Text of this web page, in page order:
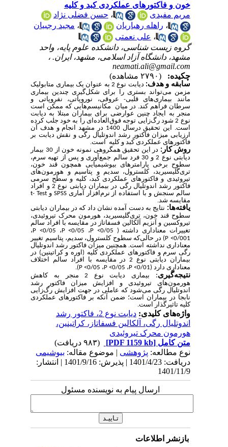
خون و فاکتورهای عملکردی کبد و کلیه
مریم مفیدی
،حسن فضلی نژاد
،راهله رهباریان ،مجید رجبیان
،علی نعمتی
گروه زیست شناسی، دانشکده علوم پایه، واحد
مشهد، دانشگاه آزاد اسلامی، مشهد، ایران. ،
neamati.ali@gmail.com
چکیده:
سابقه و هدف:
دیابت نوع 2 به عنوان یک بیماری متابولیک
مزمن میتواند بستری را برای شکلگیری چندین بیماری
مانند بیماری های قلبی- عروقی، نوروپاتی، نفروپاتی و
سرطان فراهم کند. در میان مکانیسمهایی که ممکن است
منجر به ایجاد چنین عوارضی برای بیماران مبتلا به دیابت
نوع 2 شود رگ‌زایی توجه فوق‌العاده‌ای را به خود جلب کرده
است. این تحقیق درسال 1400 در مشهد انجام و هدف آن
ارزیابی میزان فاکتور رشد اندوتلیال رگی و نقش دیابت بر
فاکتورهای عملکردی کبد و کلیه است.
روش کار:
در این تحقیق هم­گروهی نمونه خون از 30 بیمار
دیابتی نوع 2 و 30 فرد سالم جمع‌آوری و پس از تهیه سرم،
سطوح برخی پارامترهای بیوشیمیایی همچون قند خون،
تری گلیسیرید، کلسترول، سدیم و پتاسیم و هورمونهای
تیروئیدی و فاکتورهای عملکردی کبد، کلیه و سطح سرمی
فاکتور رشد اندوتلیال رگی در بیماران دیابتی نوع 2 و افراد
سالم سنجش و با استفاده از نرم افزار آماریSPSSو t- Test
مقایسه شد.
یافتهها: نتایج به دست آمده نشان داد که در بیماران دیابتی
سطوح قند خون، تری گلیسیرید، هورمون محرک تیروئیدی،
تیروکسین و آنزیم آلکالین فسفاتاز در مقایسه با افراد سالم
تغییرات معناداری داشته (
0/05
P <
0/05
P <
0/05
P <
0/001
P <) در حالیکه سطوح کلسترول، سدیم، پتاسیم تغییر
معناداری نداشته است. همچنین میزان فاکتور رشد اندوتلیال
رگی سرم و فاکتورهای عملکردی کلیه (اوره و کراتینین) در
بیماران دیابتی نوع 2 در مقایسه با افراد سالم اختلاف
معناداری دارد (0/01
P <، 0/05
P <، 0/05
P <
)
.
نتیجهگیری:
بیماری دیابت نوع 2 منجر به کاهش
هورمونهای تیروئیدی و افزایش میزان فاکتور رشد
اندوتلیال رگی میشود که عاملی در جهت افزایش رگ‌زایی
نابجا در بیماران است؛ ضمن آنکه بر فاکتورهای عملکردی
کلیه تاثیرگذار است.
واژه‌های کلیدی:
دیابت نوع 2، فاکتور رشد
اندوتلیال رگی، آلکالین فسفاتاز، کراتینین،
هورمون محرک تیروئیدی
متن کامل[PDF 1159 kb]
نوع مطالعه:پژوهشی| موضوع مقاله:بیوشیمی
دریافت: 1401/4/23 | پذیرش: 1401/9/16 | انتشار:
1401/11/9
ارسال پیام به نویسنده مسئول
بازنشر اطلاعات